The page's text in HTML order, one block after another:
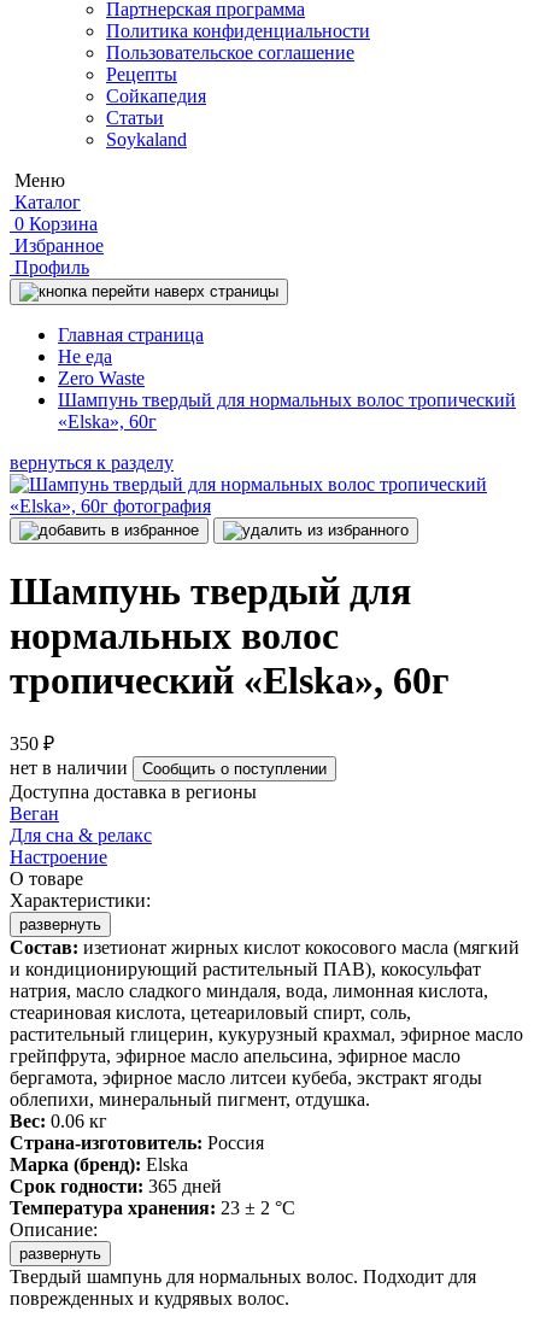
Партнерская программа
Политика конфиденциальности
Пользовательское соглашение
Рецепты
Сойкапедия
Статьи
Soykaland
Меню
Каталог
0 Корзина
Избранное
Профиль
Главная страница
Не еда
Zero Waste
Шампунь твердый для нормальных волос тропический
«Elska», 60г
вернуться к разделу
Шампунь твердый для
нормальных волос
тропический «Elska», 60г
350 ₽
нет в наличии
Сообщить о поступлении
Доступна доставка в регионы
Веган
Для сна & релакс
Настроение
О товаре
Характеристики:
развернуть
Состав: изетионат жирных кислот кокосового масла (мягкий
и кондиционирующий растительный ПАВ), кокосульфат
натрия, масло сладкого миндаля, вода, лимонная кислота,
стеариновая кислота, цетеариловый спирт, соль,
растительный глицерин, кукурузный крахмал, эфирное масло
грейпфрута, эфирное масло апельсина, эфирное масло
бергамота, эфирное масло литсеи кубеба, экстракт ягоды
облепихи, минеральный пигмент, отдушка.
Вес: 0.06 кг
Страна-изготовитель: Россия
Марка (бренд): Elska
Срок годности: 365 дней
Температура хранения: 23 ± 2 °C
Описание:
развернуть
Твердый шампунь для нормальных волос. Подходит для
поврежденных и кудрявых волос.